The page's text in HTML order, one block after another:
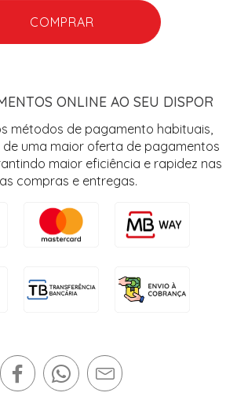
COMPRAR
ONLINE AO SEU DISPOR
métodos de pagamento habituais,
uma maior oferta de pagamentos
maior eficiência e rapidez nas
compras e entregas.